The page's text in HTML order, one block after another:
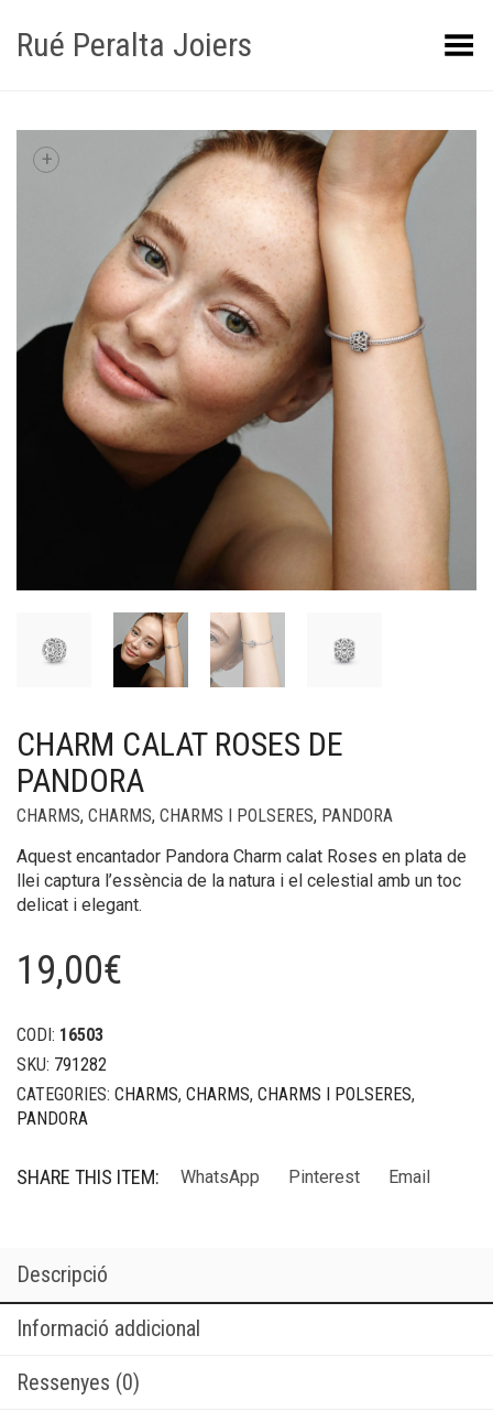
Rué Peralta Joiers Obrir/tancar el menú
+
CHARM CALAT ROSES DE
PANDORA
CHARMS, CHARMS, CHARMS I POLSERES, PANDORA
Aquest encantador Pandora Charm calat Roses en plata de
llei captura l’essència de la natura i el celestial amb un toc
delicat i elegant.
19,00€
CODI: 16503
SKU: 791282
CATEGORIES: CHARMS, CHARMS, CHARMS I POLSERES,
PANDORA
SHARE THIS ITEM: WhatsApp Pinterest Email
Descripció
Informació addicional
Ressenyes (0)